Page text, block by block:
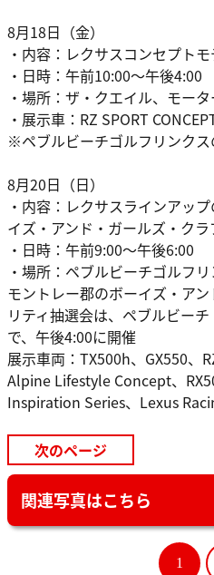
8月18日（金）
・内容：レクサスコンセプト
・日時：午前10:00～午後4:00
・場所：ザ・クエイル、モー
・展示車：RZ SPORT
※ペブルビーチゴルフリンク
8月20日（日）
・内容：レクサスラインアッ
イズ・アンド・ガールズ・ク
・日時：午前9:00～午後6:00
・場所：ペブルビーチゴルフ
モントレー郡のボーイズ・ア
リティ抽選会は、ペブルビー
で、午後4:00に開催
展示車両：TX500h、GX550、
Alpine Lifestyle Concept、
Inspiration Series、Lexus
次のページ
関連写真はこちら
1